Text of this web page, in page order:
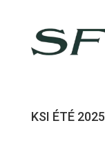
KSI ÉTÉ 2025